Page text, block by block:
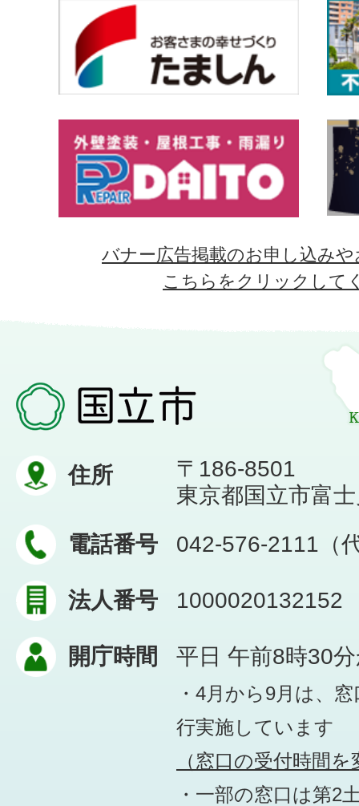
バナー広告掲載のお申し込み
こちらをクリックして
住所
〒186-8501
東京都国立市富
電話番号
042-576-2111（
法人番号 1000020132152
開庁時間 平日 午前8時30
・4月から9月は、
行実施しています
（窓口の受付時間
・一部の窓口は第2